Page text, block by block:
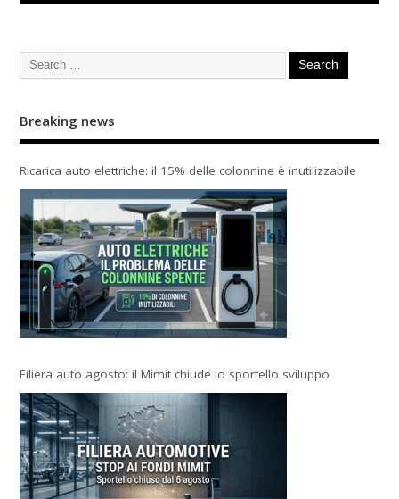
Breaking news
Ricarica auto elettriche: il 15% delle colonnine è inutilizzabile
Filiera auto agosto: il Mimit chiude lo sportello sviluppo